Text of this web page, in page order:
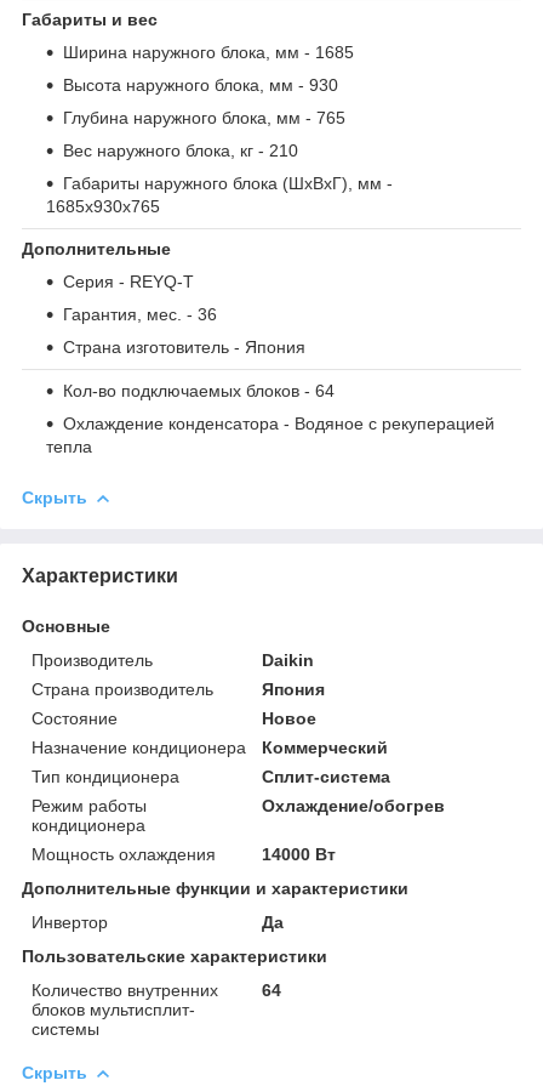
Габариты и вес
Ширина наружного блока, мм - 1685
Высота наружного блока, мм - 930
Глубина наружного блока, мм - 765
Вес наружного блока, кг - 210
Габариты наружного блока (ШxВxГ), мм -
1685х930х765
Дополнительные
Серия - REYQ-T
Гарантия, мес. - 36
Страна изготовитель - Япония
Кол-во подключаемых блоков - 64
Охлаждение конденсатора - Водяное с рекуперацией
тепла
Скрыть
Характеристики
Основные
Производитель
Daikin
Страна производитель
Япония
Состояние
Новое
Назначение кондиционера
Коммерческий
Тип кондиционера
Сплит-система
Режим работы
кондиционера
Охлаждение/обогрев
Мощность охлаждения
14000 Вт
Дополнительные функции и характеристики
Инвертор
Да
Пользовательские характеристики
Количество внутренних
блоков мультисплит-
системы
64
Скрыть